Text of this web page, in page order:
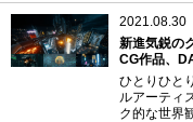
2021.08.30
新進気鋭の
CG作品、
ひとりひと
ルアーティ
ク的な世界